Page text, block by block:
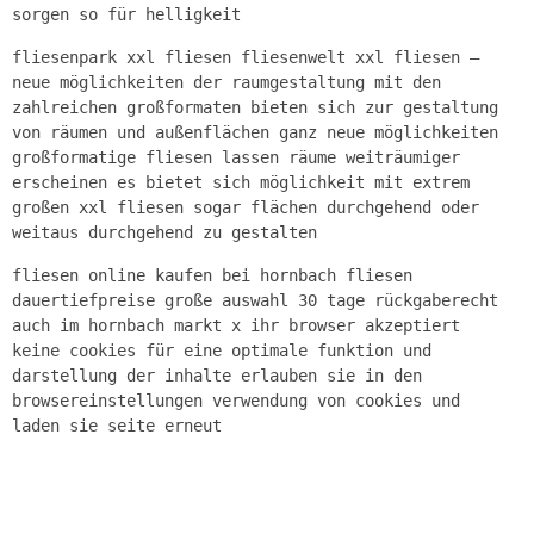
sorgen so für helligkeit
fliesenpark xxl fliesen fliesenwelt xxl fliesen –
neue möglichkeiten der raumgestaltung mit den
zahlreichen großformaten bieten sich zur gestaltung
von räumen und außenflächen ganz neue möglichkeiten
großformatige fliesen lassen räume weiträumiger
erscheinen es bietet sich möglichkeit mit extrem
großen xxl fliesen sogar flächen durchgehend oder
weitaus durchgehend zu gestalten
fliesen online kaufen bei hornbach fliesen
dauertiefpreise große auswahl 30 tage rückgaberecht
auch im hornbach markt x ihr browser akzeptiert
keine cookies für eine optimale funktion und
darstellung der inhalte erlauben sie in den
browsereinstellungen verwendung von cookies und
laden sie seite erneut